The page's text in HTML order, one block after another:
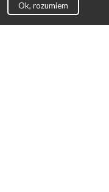
Ok, rozumiem